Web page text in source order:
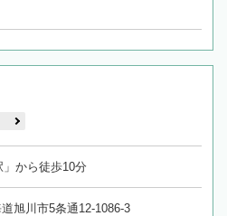
から徒歩10分
旭川市5条通12-1086-3